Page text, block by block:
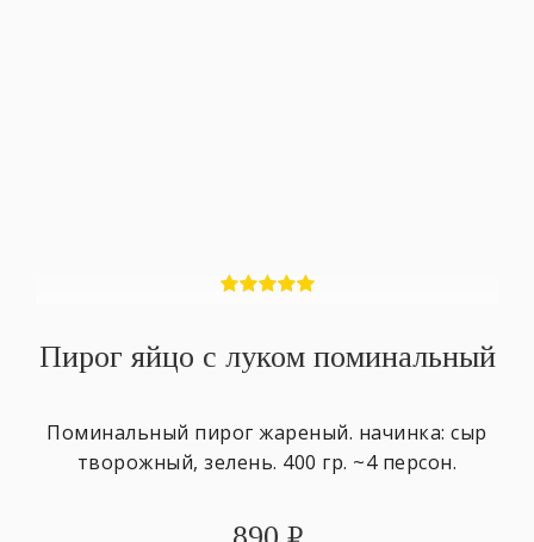
Пирог яйцо с луком поминальный
Поминальный пирог жареный. начинка: сыр
творожный, зелень. 400 гр. ~4 персон.